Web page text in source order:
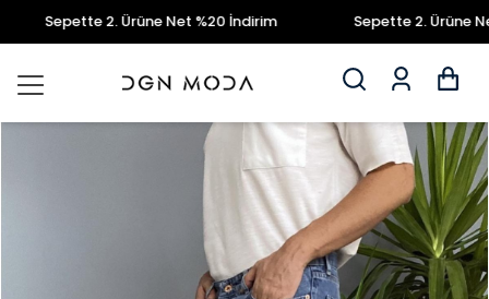
Sepette 2. Ürüne Net %20 İndirim Sepette 2. Ürüne Net